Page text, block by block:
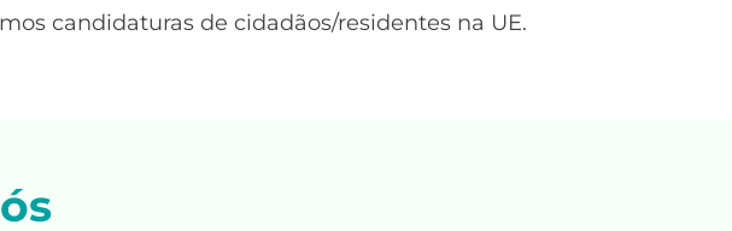
candidaturas de cidadãos/residentes na UE.